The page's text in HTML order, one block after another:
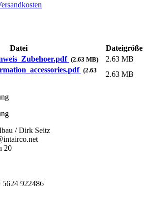
Datei
Dateigröße
(2.63 MB)
2.63 MB
(2.63
2.63 MB
/ Dirk Seitz
20
5624 922486